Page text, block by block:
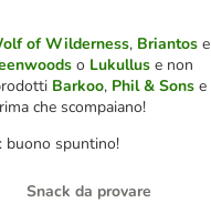
of Wilderness, Briantos e
o Lukullus e non
Barkoo, Phil & Sons e
che scompaiano!
buono spuntino!
Snack da provare